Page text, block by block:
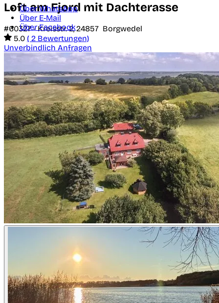
Über WhatsApp
Über E-Mail
Über Facebook
Loft am Fjord mit Dachterasse
#60327 -Kreisstr. 2,24857 Borgwedel
5.0 ( 2 Bewertungen)
Unverbindlich Anfragen